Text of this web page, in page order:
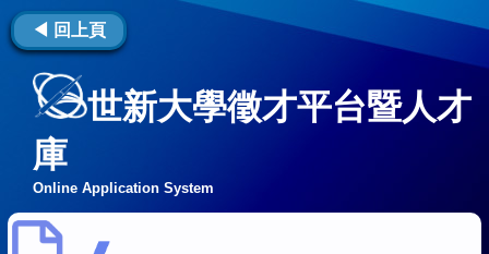
◀ 回上頁
世新大學徵才平台暨人才
庫
Online Application System